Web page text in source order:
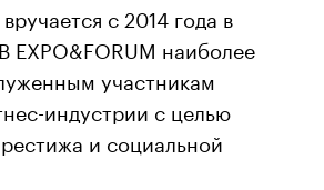
с 2014 года в
EXPO&FORUM наиболее
участникам
индустрии с целью
и социальной